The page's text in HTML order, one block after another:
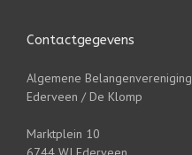
Contactgegevens
Algemene Belangenvereniging
Ederveen / De Klomp
Marktplein 10